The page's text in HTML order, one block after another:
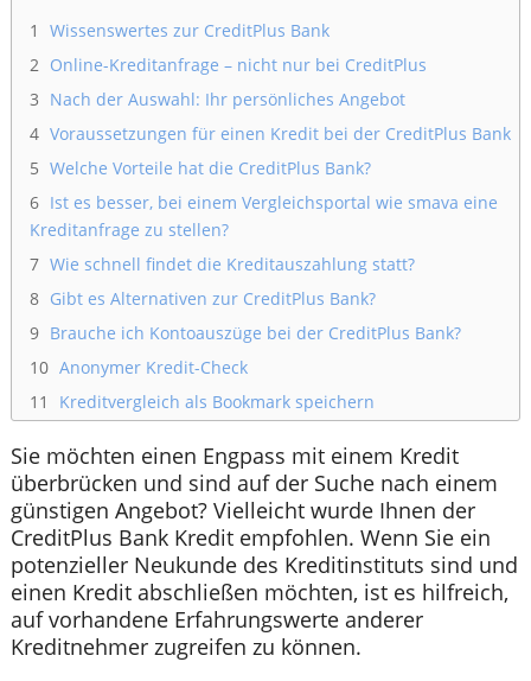
1
Wissenswertes zur CreditPlus Bank
2 Online-Kreditanfrage – nicht nur bei CreditPlus
3 Nach der Auswahl: Ihr persönliches Angebot
4 Voraussetzungen für einen Kredit bei der CreditPlus Bank
5 Welche Vorteile hat die CreditPlus Bank?
6 Ist es besser, bei einem Vergleichsportal wie smava eine
Kreditanfrage zu stellen?
7 Wie schnell findet die Kreditauszahlung statt?
8 Gibt es Alternativen zur CreditPlus Bank?
9 Brauche ich Kontoauszüge bei der CreditPlus Bank?
10 Anonymer Kredit-Check
11
Kreditvergleich als Bookmark speichern
Sie möchten einen Engpass mit einem Kredit
überbrücken und sind auf der Suche nach einem
günstigen Angebot? Vielleicht wurde Ihnen der
CreditPlus Bank Kredit empfohlen. Wenn Sie ein
potenzieller Neukunde des Kreditinstituts sind und
einen Kredit abschließen möchten, ist es hilfreich,
auf vorhandene Erfahrungswerte anderer
Kreditnehmer zugreifen zu können.